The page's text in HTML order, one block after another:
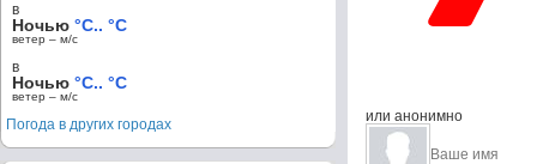
или анонимно
в
Ночью °C.. °C
ветер – м/c
в
Ночью °C.. °C
ветер – м/c
Погода в других городах